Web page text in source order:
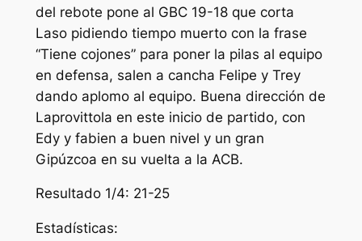
del rebote pone al GBC 19-18 que corta
Laso pidiendo tiempo muerto con la frase
“Tiene cojones” para poner la pilas al equipo
en defensa, salen a cancha Felipe y Trey
dando aplomo al equipo. Buena dirección de
Laprovittola en este inicio de partido, con
Edy y fabien a buen nivel y un gran
Gipúzcoa en su vuelta a la ACB.
Resultado 1/4: 21-25
Estadísticas: